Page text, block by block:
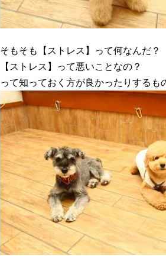
そもそも【ストレス】って何なんだ？
【ストレス】って悪いことなの？
って知っておく方が良かったりするも